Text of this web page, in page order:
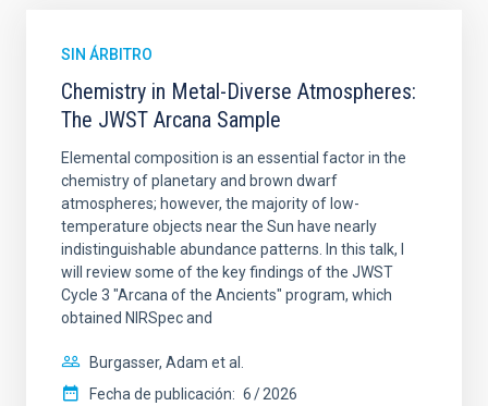
SIN ÁRBITRO
Chemistry in Metal-Diverse Atmospheres:
The JWST Arcana Sample
Elemental composition is an essential factor in the
chemistry of planetary and brown dwarf
atmospheres; however, the majority of low-
temperature objects near the Sun have nearly
indistinguishable abundance patterns. In this talk, I
will review some of the key findings of the JWST
Cycle 3 "Arcana of the Ancients" program, which
obtained NIRSpec and
Burgasser, Adam et al.
Fecha de publicación: 6 2026